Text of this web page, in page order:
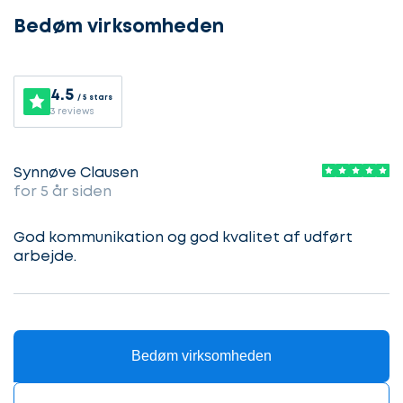
Bedøm virksomheden
4.5 / 5 stars
3 reviews
Synnøve Clausen
for 5 år siden
God kommunikation og god kvalitet af udført
arbejde.
Bedøm virksomheden
Vælg
sag
Lad
os
i
gang
Hvilken
søger